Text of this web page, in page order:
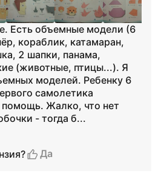
Есть объемные модели (6
кораблик, катамаран,
2 шапки, панама,
(животные, птицы...). Я
моделей. Ребенку 6
самолетика
Жалко, что нет
- тогда б...
Да